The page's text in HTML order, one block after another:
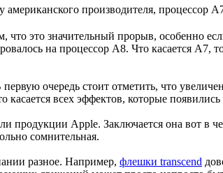
производителя, процессор
что это значительный прорыв, особенно
на процессор А8. Что касается А7,
очередь стоит отметить, что
всех эффектов, которые
продукции Apple. Заключается она вот
сомнительная.
разное. Например, флешки transcend